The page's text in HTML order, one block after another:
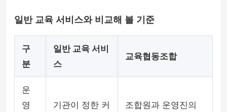
일반 교육 서비스와 비교해 볼 기준
구
분
일반 교육 서비
스
교육협동조합
운
영
기관이 정한 커
조합원과 운영진의